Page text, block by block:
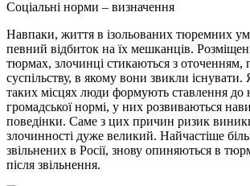
Соціальні норми – визначення
Навпаки, життя в ізольованих тюремних
певний відбиток на їх мешканців.
тюрмах, злочинці стикаються з
суспільству, в якому вони звикли
таких місцях люди формують ставлення до
громадської нормі, у них розвиваються
поведінки. Саме з цих причин ризик
злочинності дуже великий. Найчастіше
звільнених в Росії, знову опиняються в
після звільнення.